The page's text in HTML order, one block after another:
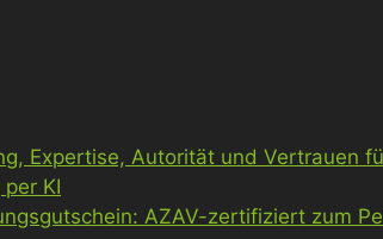
Expertise, Autorität und Vertrauen
KI
AZAV-zertifiziert zum